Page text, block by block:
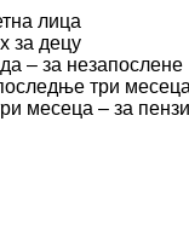
лица
за децу
– за незапослене
три
месеца – за